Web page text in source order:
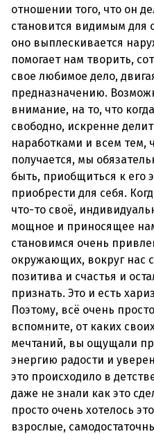
отношении того, что он
становится видимым для
оно выплескивается
помогает нам творить,
свое любимое дело,
предназначению.
внимание, на то, что
свободно, искренне
наработками и всем тем,
получается, мы
быть, приобщиться к его
приобрести для себя.
что-то своё,
мощное и приносящее
становимся очень
окружающих, вокруг нас
позитива и счастья и
признать. Это и есть
Поэтому, всё очень
вспомните, от каких
мечтаний, вы ощущали
энергию радости и
это происходило в
даже не знали как это
просто очень хотелось
взрослые,